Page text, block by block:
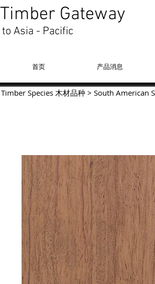
Timber Gateway
to Asia - Pacific
首页 产品消息
Timber Species 木材品种 > South American